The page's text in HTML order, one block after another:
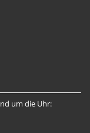
um die Uhr: